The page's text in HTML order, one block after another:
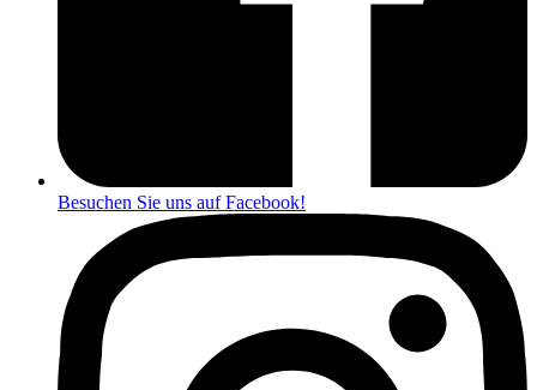
Besuchen Sie uns auf Facebook!